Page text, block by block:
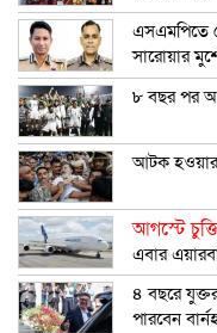
এসএমপিতে
সারোয়ার
৮ বছর পর
আটক হওয়ার
আগস্টে
এবার
৪ বছরে
পারবেন